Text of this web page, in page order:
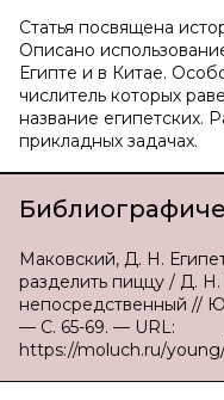
Статья посвящена
Описано
Египте и в Китае.
числитель которых
название египетских.
прикладных задачах.
Маковский, Д. Н.
разделить пиццу / Д.
непосредственный //
— С. 65-69. — URL:
https://moluch.ru/